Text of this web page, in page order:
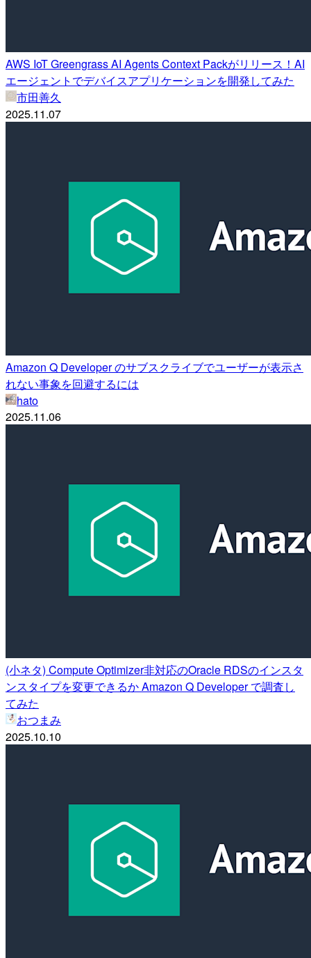
AWS IoT Greengrass AI Agents Context Packがリリース！AI
エージェントでデバイスアプリケーションを開発してみた
市田善久
2025.11.07
Amazon Q Developer のサブスクライブでユーザーが表示さ
れない事象を回避するには
hato
2025.11.06
(小ネタ) Compute Optimizer非対応のOracle RDSのインスタ
ンスタイプを変更できるか Amazon Q Developer で調査し
てみた
おつまみ
2025.10.10